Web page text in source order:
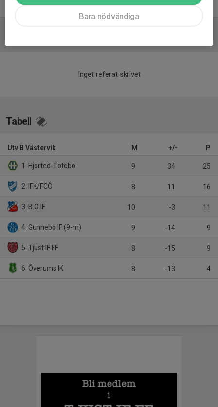
Sören KarlssonTränare
Inget referat skrivet
Tabell
Utv B Västervik M +/- P
1. Hjorted-Totebo 9 34 25
2. IFK/FCÖ 8 11 16
3. B.O.IF 10 -3 11
4. Gunnebo IF (9-m) 9 -14 9
5. Tjust IF FF 8 -15 9
6. Överums IK 8 -13 4
Bara nödvändiga